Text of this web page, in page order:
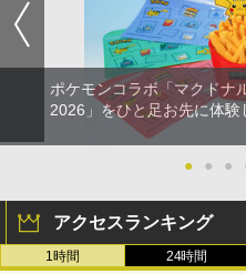
ポケモンコラボ「マクドナ
2026」をひと足お先に体験
● ● ●
アクセスランキング
1時間 24時間